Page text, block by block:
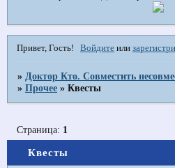
Привет, Гость! Войдите или
»Доктор Кто. Совместить
»Прочее »Квесты
Квесты
Страница: 1